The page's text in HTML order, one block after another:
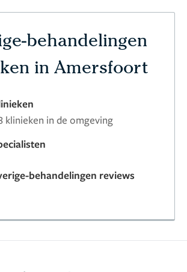
behandelingen
in Amersfoort
klinieken in de omgeving
behandelingen reviews